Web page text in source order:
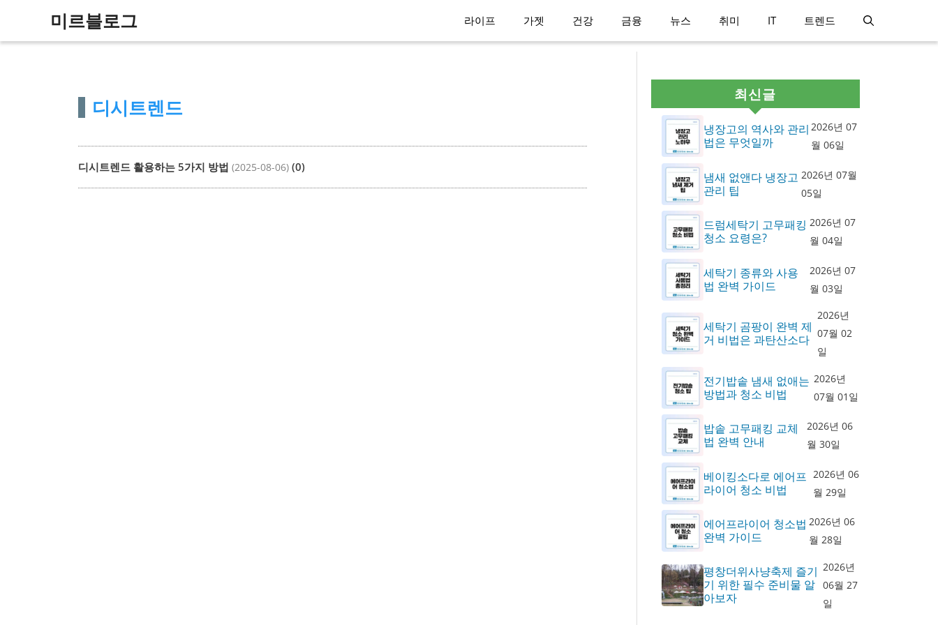
미르블로그 라이프 가젯 건강 금융 뉴스 취미 IT 트렌드
디시트렌드
디시트렌드 활용하는 5가지 방법 (2025-08-06) (0)
최신글
냉장고의 역사와 관리
법은 무엇일까
2026년 07
월 06일
냄새 없앤다 냉장고
관리 팁
2026년 07월
05일
드럼세탁기 고무패킹
청소 요령은?
2026년 07
월 04일
세탁기 종류와 사용
법 완벽 가이드
2026년 07
월 03일
세탁기 곰팡이 완벽 제
거 비법은 과탄산소다
2026년
07월 02
일
전기밥솥 냄새 없애는
방법과 청소 비법
2026년
07월 01일
밥솥 고무패킹 교체
법 완벽 안내
2026년 06
월 30일
베이킹소다로 에어프
라이어 청소 비법
2026년 06
월 29일
에어프라이어 청소법
완벽 가이드
2026년 06
월 28일
평창더위사냥축제 즐기
기 위한 필수 준비물 알
아보자
2026년
06월 27
일